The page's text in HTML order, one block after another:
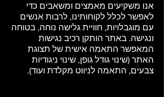
אנו משקיעים מאמצים ומשאבים כדי
לאפשר לכלל לקוחותינו, לרבות אנשים
עם מוגבלויות, חוויית גלישה נוחה, בטוחה
ונגישה. באתר הותקן רכיב נגישות
המאפשר התאמה אישית של תצוגת
האתר (שינוי גודל גופן, שינוי ניגודיות
צבעים, התאמה לניווט מקלדת ועוד).